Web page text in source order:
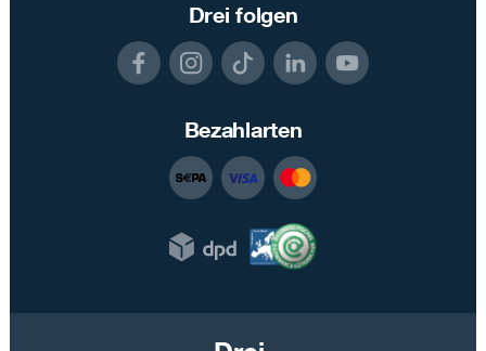
Drei folgen
Bezahlarten